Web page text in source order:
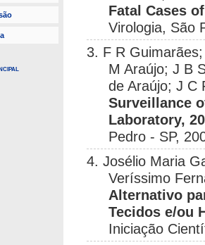
Fatal Cases
Virologia, São
3. F R
M Araújo; J B
de Araújo; J C
Surveillance
Laboratory,
Pedro - SP,
4. Josélio Maria
Veríssimo
Alternativo
Tecidos e/ou
Iniciação